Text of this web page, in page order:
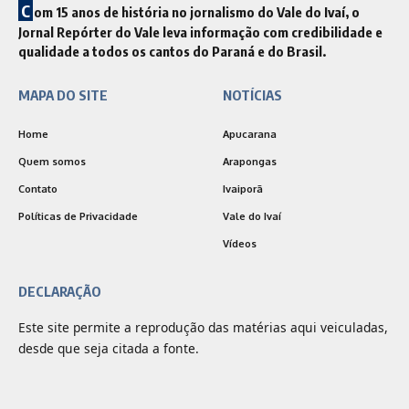
C om 15 anos de história no jornalismo do Vale do Ivaí, o
Jornal Repórter do Vale leva informação com credibilidade e
qualidade a todos os cantos do Paraná e do Brasil.
MAPA DO SITE
Home
Quem somos
Contato
Políticas de Privacidade
NOTÍCIAS
Apucarana
Arapongas
Ivaiporã
Vale do Ivaí
Vídeos
DECLARAÇÃO
Este site permite a reprodução das matérias aqui veiculadas,
desde que seja citada a fonte.